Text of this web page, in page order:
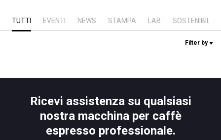
TUTTI EVENTI NEWS STAMPA LAB SOSTENIBILITÀ
Filter by
Ricevi assistenza su qualsiasi
nostra macchina per caffè
espresso professionale.
Contattaci